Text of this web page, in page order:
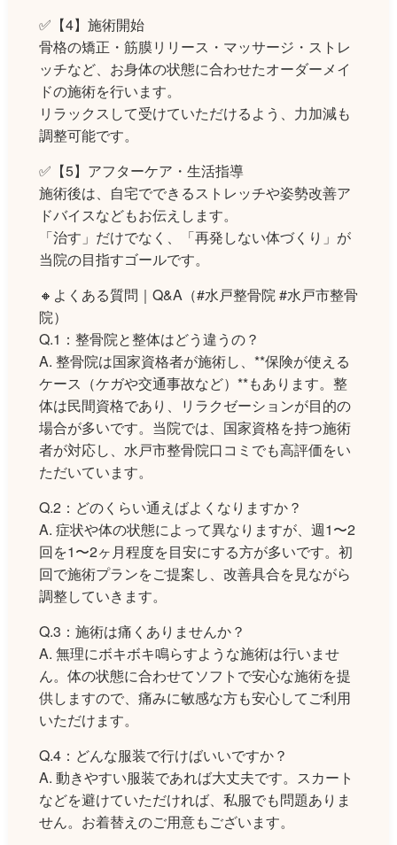
✅【4】施術開始
骨格の矯正・筋膜リリース・マッサージ・ストレ
ッチなど、お身体の状態に合わせたオーダーメイ
ドの施術を行います。
リラックスして受けていただけるよう、力加減も
調整可能です。
✅【5】アフターケア・生活指導
施術後は、自宅でできるストレッチや姿勢改善ア
ドバイスなどもお伝えします。
「治す」だけでなく、「再発しない体づくり」が
当院の目指すゴールです。
🔸よくある質問｜Q&A（#水戸整骨院 #水戸市整骨
院）
Q.1：整骨院と整体はどう違うの？
A. 整骨院は国家資格者が施術し、**保険が使える
ケース（ケガや交通事故など）**もあります。整
体は民間資格であり、リラクゼーションが目的の
場合が多いです。当院では、国家資格を持つ施術
者が対応し、水戸市整骨院口コミでも高評価をい
ただいています。
Q.2：どのくらい通えばよくなりますか？
A. 症状や体の状態によって異なりますが、週1〜2
回を1〜2ヶ月程度を目安にする方が多いです。初
回で施術プランをご提案し、改善具合を見ながら
調整していきます。
Q.3：施術は痛くありませんか？
A. 無理にボキボキ鳴らすような施術は行いませ
ん。体の状態に合わせてソフトで安心な施術を提
供しますので、痛みに敏感な方も安心してご利用
いただけます。
Q.4：どんな服装で行けばいいですか？
A. 動きやすい服装であれば大丈夫です。スカート
などを避けていただければ、私服でも問題ありま
せん。お着替えのご用意もございます。